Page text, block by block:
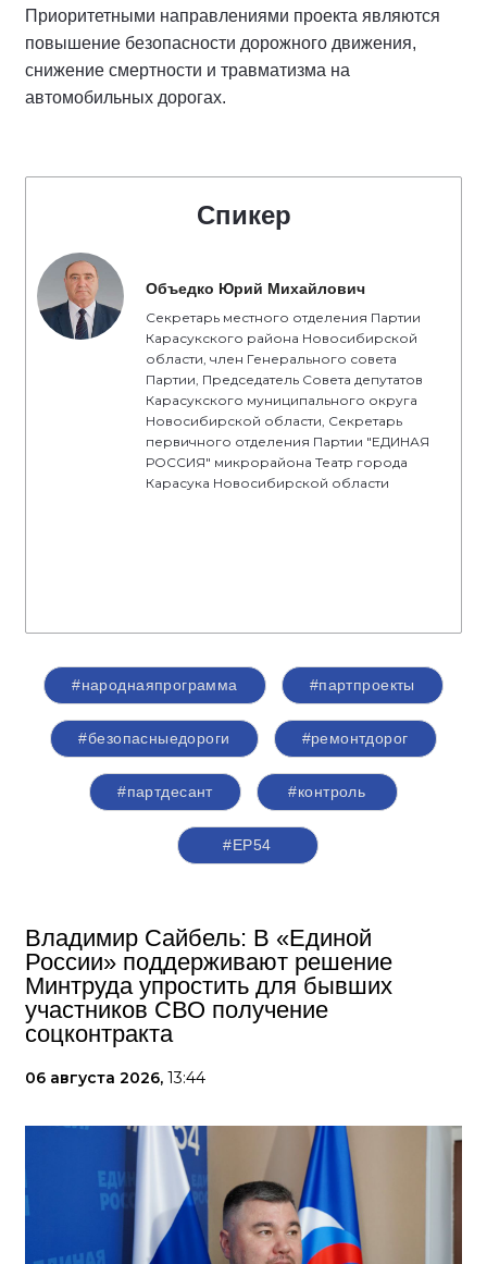
Приоритетными направлениями проекта являются
повышение безопасности дорожного движения,
снижение смертности и травматизма на
автомобильных дорогах.
Спикер
Объедко Юрий Михайлович
Секретарь местного отделения Партии
Карасукского района Новосибирской
области, член Генерального совета
Партии, Председатель Совета депутатов
Карасукского муниципального округа
Новосибирской области, Секретарь
первичного отделения Партии "ЕДИНАЯ
РОССИЯ" микрорайона Театр города
Карасука Новосибирской области
#народнаяпрограмма #партпроекты
#безопасныедороги #ремонтдорог
#партдесант #контроль
#ЕР54
Владимир Сайбель: В «Единой
России» поддерживают решение
Минтруда упростить для бывших
участников СВО получение
соцконтракта
06 августа 2026, 13:44